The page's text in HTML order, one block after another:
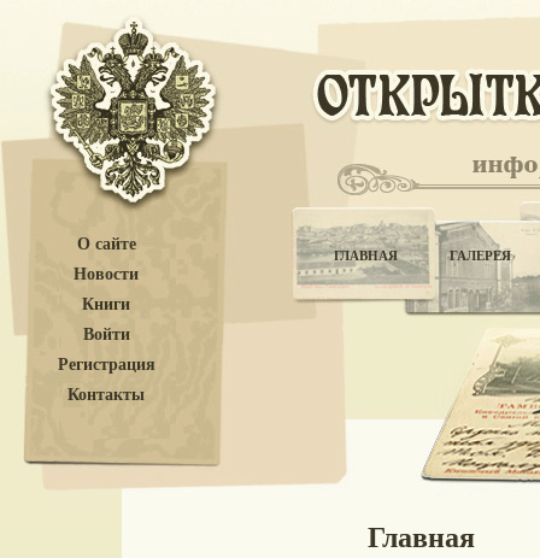
О сайте
Новости
Книги
Войти
Регистрация
Контакты
ГЛАВНАЯ ГАЛЕРЕЯ
Главная